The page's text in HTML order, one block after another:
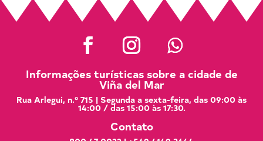
Informações turísticas sobre a cidade de
Viña del Mar
Rua Arlegui, n.º 715 | Segunda a sexta-feira, das 09:00 às
14:00 / das 15:00 às 17:30.
Contato